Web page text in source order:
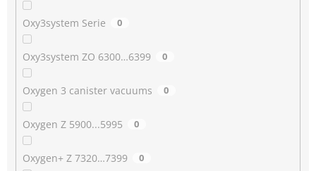
Oxy3system Serie 0
Oxy3system ZO 6300…6399 0
Oxygen 3 canister vacuums 0
Oxygen Z 5900...5995 0
Oxygen+ Z 7320…7399 0